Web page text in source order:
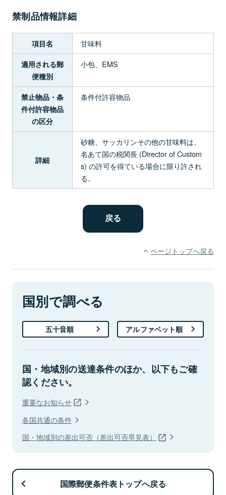
禁制品情報詳細
項目名 甘味料
適用される郵
便種別
小包、EMS
禁止物品・条
件付許容物品
の区分
条件付許容物品
詳細
砂糖、サッカリンその他の甘味料は、
名あて国の税関長 (Director of Custom
s) の許可を得ている場合に限り許され
る。
ページトップへ戻る
国別で調べる
五十音順 アルファベット順
国・地域別の送達条件のほか、以下もご確
認ください。
重要なお知らせ
各国共通の条件
国・地域別の差出可否（差出可否早見表）
国際郵便条件表トップへ戻る